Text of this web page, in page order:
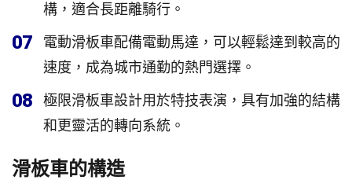
構，適合長距離騎行。
07
電動滑板車配備電動馬達，可以輕鬆達到較高的
速度，成為城市通勤的熱門選擇。
08
極限滑板車設計用於特技表演，具有加強的結構
和更靈活的轉向系統。
滑板車的構造